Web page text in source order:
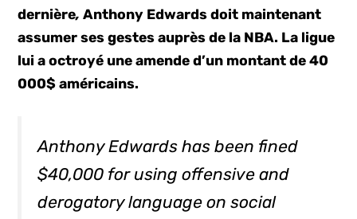
dernière,Anthony Edwards doit maintenant
assumer ses gestes auprès de la NBA. La ligue
lui a octroyé une amende d’un montant de 40
000$ américains.
Anthony Edwards has been fined
$40,000 for using offensive and
derogatory language on social